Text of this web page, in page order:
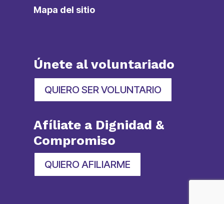
Mapa del sitio
Únete al voluntariado
QUIERO SER VOLUNTARIO
Afíliate a Dignidad &
Compromiso
QUIERO AFILIARME